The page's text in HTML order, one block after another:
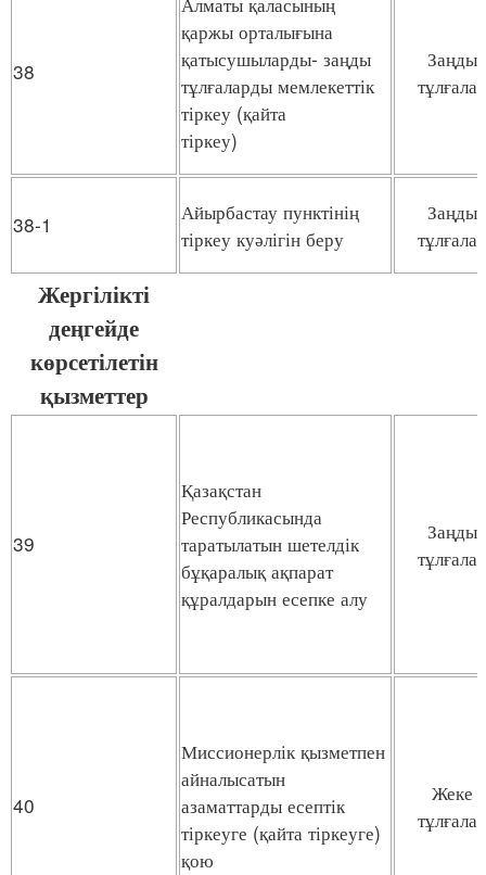
38
қаржы орталығына
қатысушыларды- заңды
тұлғаларды мемлекеттік
тіркеу (қайта
тіркеу)
Заңды
тұлғалар
38-1
Айырбастау пунктінің
тіркеу куәлігін беру
Заңды
тұлғалар
Жергілікті
деңгейде
көрсетілетін
қызметтер
39
Қазақстан
Республикасында
таратылатын шетелдік
бұқаралық ақпарат
құралдарын есепке алу
Заңды
тұлғалар
40
Миссионерлік қызметпен
айналысатын
азаматтарды есептік
тіркеуге (қайта тіркеуге)
қою
Жеке
тұлғалар